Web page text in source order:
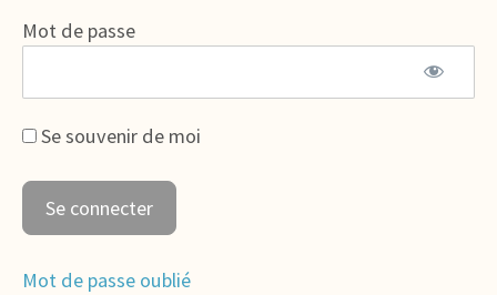
Mot de passe
Se souvenir de moi
Mot de passe oublié